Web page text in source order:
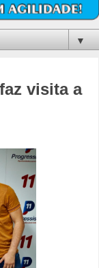
▼
visita a